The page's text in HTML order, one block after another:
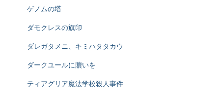
ゲノムの塔
ダモクレスの旗印
ダレガタメニ、キミハタタカウ
ダークユールに贖いを
ティアグリア魔法学校殺人事件